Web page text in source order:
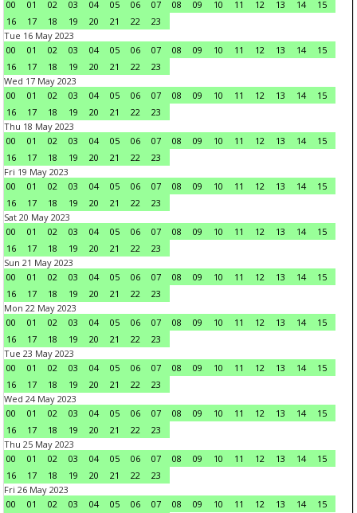
00 01 02 03 04 05 06 07 08 09 10 11 12 13 14
15
16
17 18 19 20 21 22
23
Tue 16 May 2023
00
01 02 03 04 05 06 07 08 09 10 11 12 13 14
15
16
17 18 19 20 21 22
23
Wed 17 May 2023
00
01 02 03 04 05 06 07 08 09 10 11 12 13 14
15
16
17 18 19 20 21 22
23
Thu 18 May 2023
00
01 02 03 04 05 06 07 08 09 10 11 12 13 14
15
16
17 18 19 20 21 22
23
Fri 19 May 2023
00
01 02 03 04 05 06 07 08 09 10 11 12 13 14
15
16
17 18 19 20 21 22
23
Sat 20 May 2023
00
01 02 03 04 05 06 07 08 09 10 11 12 13 14
15
16
17 18 19 20 21 22
23
Sun 21 May 2023
00
01 02 03 04 05 06 07 08 09 10 11 12 13 14
15
16
17 18 19 20 21 22
23
Mon 22 May 2023
00
01 02 03 04 05 06 07 08 09 10 11 12 13 14
15
16
17 18 19 20 21 22
23
Tue 23 May 2023
00
01 02 03 04 05 06 07 08 09 10 11 12 13 14
15
16
17 18 19 20 21 22
23
Wed 24 May 2023
00
01 02 03 04 05 06 07 08 09 10 11 12 13 14
15
16
17 18 19 20 21 22
23
Thu 25 May 2023
00
01 02 03 04 05 06 07 08 09 10 11 12 13 14
15
16
17 18 19 20 21 22
23
Fri 26 May 2023
00
01 02 03 04 05 06 07 08 09 10 11 12 13 14
15